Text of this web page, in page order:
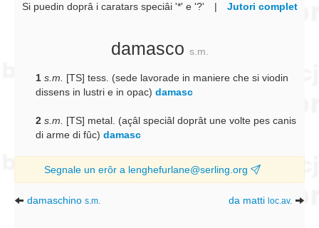
Si puedin doprâ i caratars speciâi '*' e '?' | Jutori complet
damasco s.m.
1 s.m.
[TS] tess. (sede lavorade in maniere che si viodin
dissens in lustri e in opac) damasc
2 s.m.
[TS] metal. (açâl speciâl doprât une volte pes canis
di arme di fûc) damasc
Segnale un erôr a lenghefurlane@serling.org
damaschino s.m. da matti loc.av.